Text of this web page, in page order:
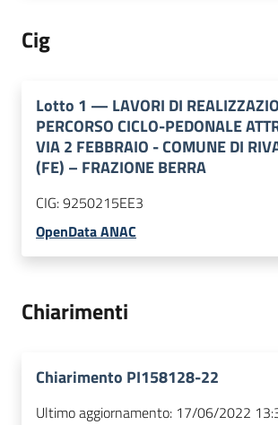
Cig
Lotto 1 — LAVORI DI
PERCORSO CICLO-PEDONALE
VIA 2 FEBBRAIO - COMUNE DI
(FE) – FRAZIONE BERRA
CIG:9250215EE3
OpenData ANAC
Chiarimenti
Chiarimento PI158128-22
Ultimo aggiornamento: 17/06/2022